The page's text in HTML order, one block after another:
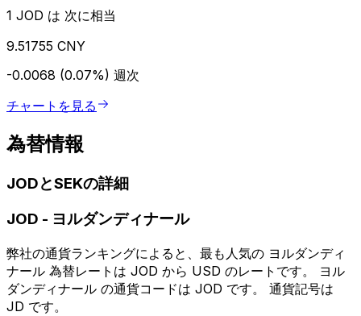
1 JOD は 次に相当
9.51755 CNY
-0.0068 (0.07%) 週次
チャートを見る
為替情報
JODとSEKの詳細
JOD - ヨルダンディナール
弊社の通貨ランキングによると、最も人気の ヨルダンディ
ナール 為替レートは JOD から USD のレートです。 ヨル
ダンディナール の通貨コードは JOD です。 通貨記号は
JD です。